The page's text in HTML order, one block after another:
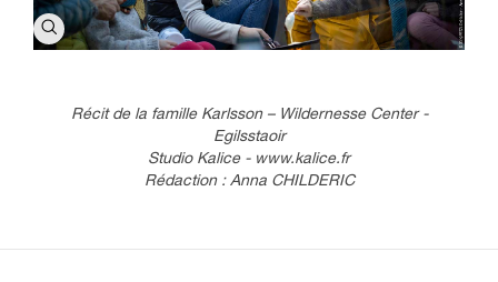
Récit de la famille Karlsson – Wildernesse Center -
Egilsstaoir
Studio Kalice - www.kalice.fr
Rédaction : Anna CHILDERIC